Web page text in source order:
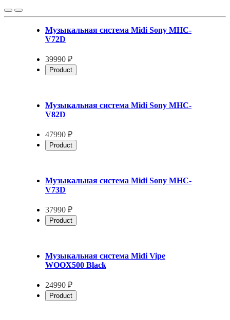
Музыкальная система Midi Sony MHC-
V72D
39990 ₽
Product
Музыкальная система Midi Sony MHC-
V82D
47990 ₽
Product
Музыкальная система Midi Sony MHC-
V73D
37990 ₽
Product
Музыкальная система Midi Vipe
WOOX500 Black
24990 ₽
Product